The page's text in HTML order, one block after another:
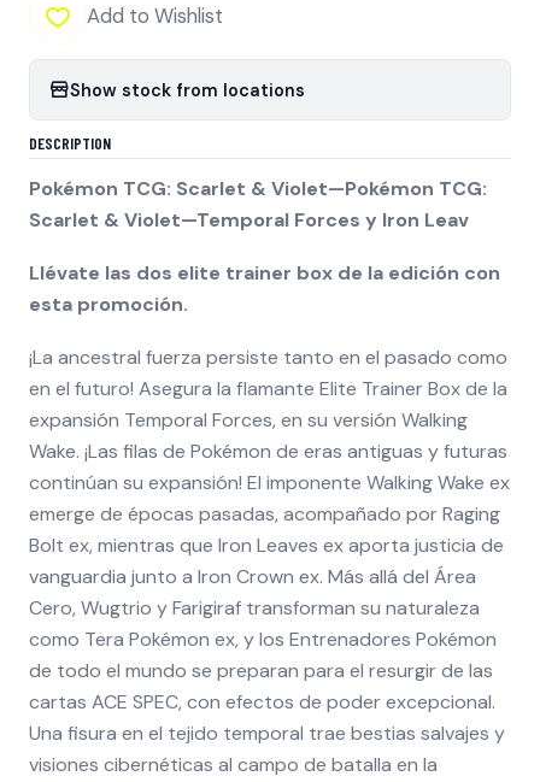
Add to Wishlist
Show stock from locations
DESCRIPTION
Pokémon TCG: Scarlet & Violet—Pokémon TCG:
Scarlet & Violet—Temporal Forces y Iron Leav
Llévate las dos elite trainer box de la edición con
esta promoción.
¡La ancestral fuerza persiste tanto en el pasado como
en el futuro! Asegura la flamante Elite Trainer Box de la
expansión Temporal Forces, en su versión Walking
Wake. ¡Las filas de Pokémon de eras antiguas y futuras
continúan su expansión! El imponente Walking Wake ex
emerge de épocas pasadas, acompañado por Raging
Bolt ex, mientras que Iron Leaves ex aporta justicia de
vanguardia junto a Iron Crown ex. Más allá del Área
Cero, Wugtrio y Farigiraf transforman su naturaleza
como Tera Pokémon ex, y los Entrenadores Pokémon
de todo el mundo se preparan para el resurgir de las
cartas ACE SPEC, con efectos de poder excepcional.
Una fisura en el tejido temporal trae bestias salvajes y
visiones cibernéticas al campo de batalla en la